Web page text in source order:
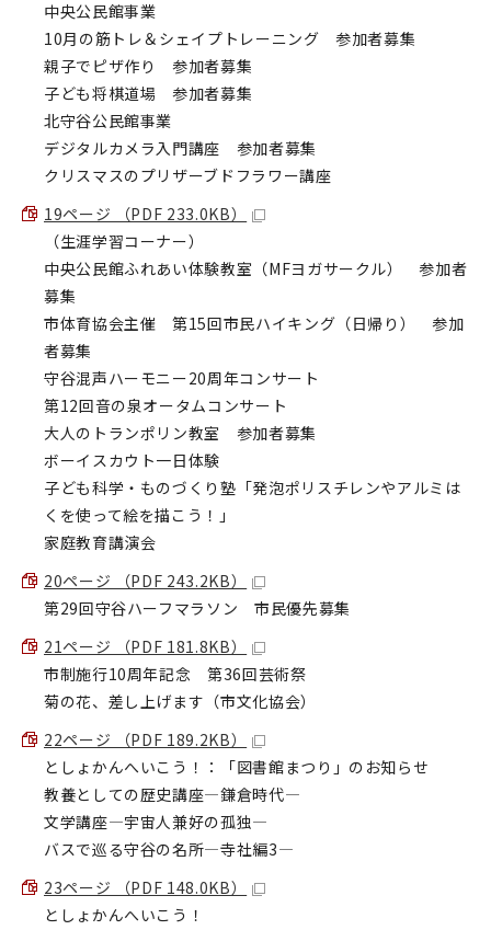
中央公民館事業
10月の筋トレ＆シェイプトレーニング 参加者募集
親子でピザ作り 参加者募集
子ども将棋道場 参加者募集
北守谷公民館事業
デジタルカメラ入門講座 参加者募集
クリスマスのプリザーブドフラワー講座
19ページ （PDF 233.0KB）
（生涯学習コーナー）
中央公民館ふれあい体験教室（MFヨガサークル） 参加者
募集
市体育協会主催 第15回市民ハイキング（日帰り） 参加
者募集
守谷混声ハーモニー20周年コンサート
第12回音の泉オータムコンサート
大人のトランポリン教室 参加者募集
ボーイスカウト一日体験
子ども科学・ものづくり塾「発泡ポリスチレンやアルミは
くを使って絵を描こう！」
家庭教育講演会
20ページ （PDF 243.2KB）
第29回守谷ハーフマラソン 市民優先募集
21ページ （PDF 181.8KB）
市制施行10周年記念 第36回芸術祭
菊の花、差し上げます（市文化協会）
22ページ （PDF 189.2KB）
としょかんへいこう！：「図書館まつり」のお知らせ
教養としての歴史講座―鎌倉時代―
文学講座―宇宙人兼好の孤独―
バスで巡る守谷の名所―寺社編3―
23ページ （PDF 148.0KB）
としょかんへいこう！